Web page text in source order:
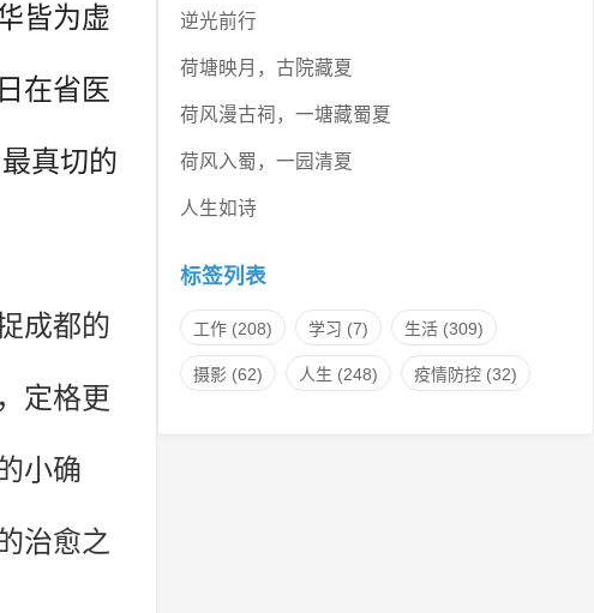
皆为虚
在省医
真切的
成都的
定格更
小确
治愈之
逆光前行
荷塘映月，古院藏夏
荷风漫古祠，一塘藏蜀夏
荷风入蜀，一园清夏
人生如诗
标签列表
工作(208) 学习 (7) 生活(309)
摄影(62) 人生 (248) 疫情防控(32)